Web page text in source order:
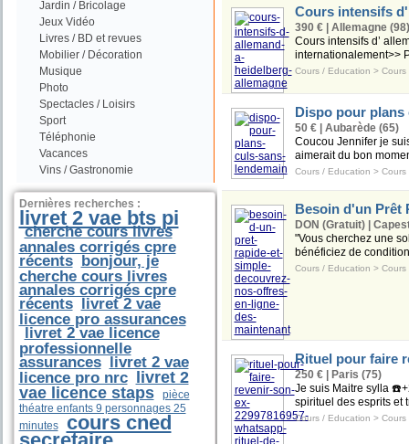
Jardin / Bricolage
Jeux Vidéo
Livres / BD et revues
Mobilier / Décoration
Musique
Photo
Spectacles / Loisirs
Sport
Téléphonie
Vacances
Vins / Gastronomie
Dernières recherches :
livret 2 vae bts pi
cherche cours livres
annales corrigés cpre
récents bonjour, je
cherche cours livres
annales corrigés cpre
récents livret 2 vae
licence pro assurances
livret 2 vae licence
professionnelle
assurances livret 2 vae
licence pro nrc
livret 2
vae licence staps
pièce
théatre enfants 9 personnages 25
minutes
cours cned
Cours intensifs
390 € | Allemagne (98)
Cours intensifs d’
internationalement>>
Cours / Education > Cours
Dispo pour plans
50 € | Aubarède (65)
Coucou Jennifer je
aimerait du bon
Cours / Education > Cours
Besoin d'un Prêt
DON (Gratuit) |
"Vous cherchez une
bénéficiez de
Cours / Education > Cours
Rituel pour faire
250 € | Paris (75)
Je suis Maitre sylla
spirituel des esprits et
Cours / Education > Cours